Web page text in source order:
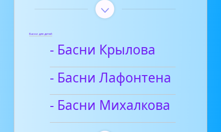
Басни для детей
- Басни Крылова
- Басни Лафонтена
- Басни Михалкова